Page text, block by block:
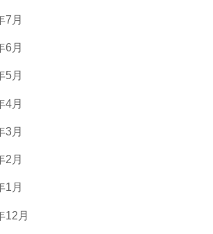
7月
6月
5月
4月
3月
2月
1月
12月